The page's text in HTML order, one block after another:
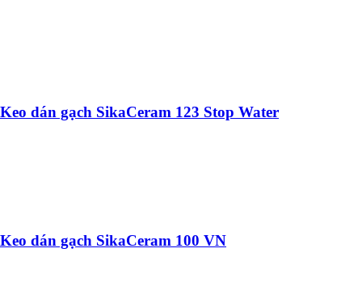
Keo dán gạch SikaCeram 123 Stop Water
Keo dán gạch SikaCeram 100 VN